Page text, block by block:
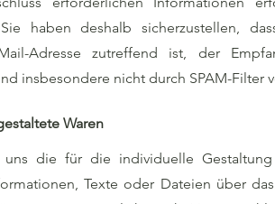
Sie haben deshalb sicherzustellen,
Adresse zutreffend ist, der
insbesondere nicht durch SPAM-Filter
Waren
uns die für die individuelle
Texte oder Dateien über